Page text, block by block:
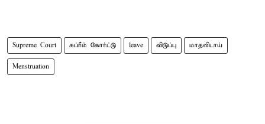
Supreme Court சுப்ரீம் கோர்ட்டு leave விடுப்பு மாதவிடாய்
Menstruation